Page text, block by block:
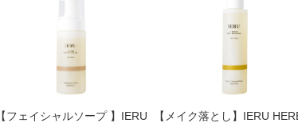
【フェイシャルソープ 】IERU
【メイク落とし】IERU